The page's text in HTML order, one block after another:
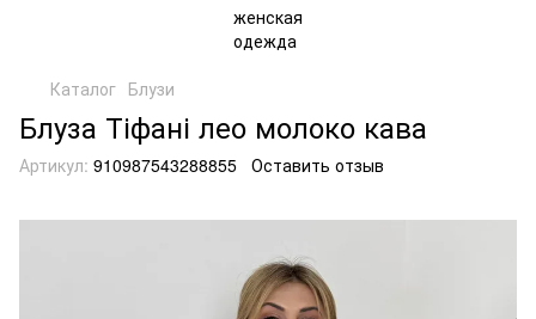
Каталог Блузи
Блуза Тіфані лео молоко кава
Артикул: 910987543288855 Оставить отзыв